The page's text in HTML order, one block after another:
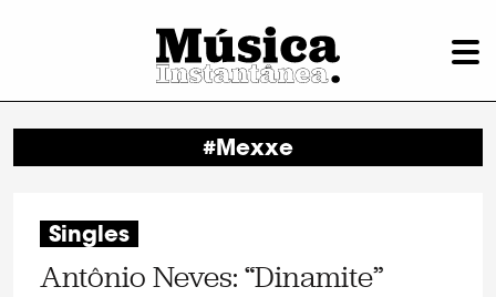
#Mexxe
Singles
Antônio Neves: “Dinamite”